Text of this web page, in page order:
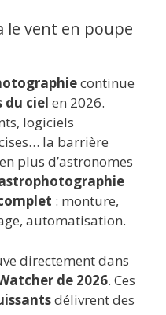
le vent en poupe
continue
du ciel en 2026.
logiciels
la barrière
plus d’astronomes
: monture,
automatisation.
directement dans
de 2026. Ces
délivrent des